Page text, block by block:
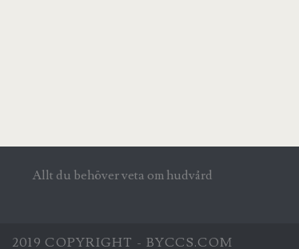
Allt du behöver veta om hudvård
2019 COPYRIGHT - BYCCS.COM